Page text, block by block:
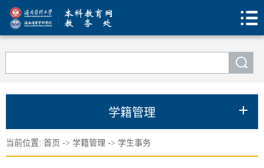
学籍管理
当前位置: 首页 -> 学籍管理 -> 学生事务